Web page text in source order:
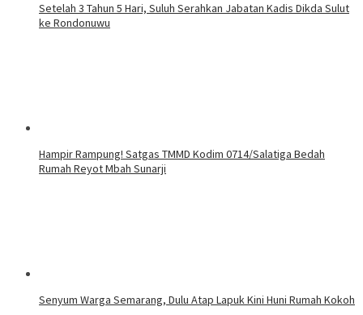
Setelah 3 Tahun 5 Hari, Suluh Serahkan Jabatan Kadis Dikda Sulut
ke Rondonuwu
Hampir Rampung! Satgas TMMD Kodim 0714/Salatiga Bedah
Rumah Reyot Mbah Sunarji
Senyum Warga Semarang, Dulu Atap Lapuk Kini Huni Rumah Kokoh